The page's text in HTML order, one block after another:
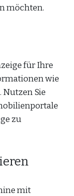
möchten.
für Ihre
wie
Nutzen Sie
zu
mit